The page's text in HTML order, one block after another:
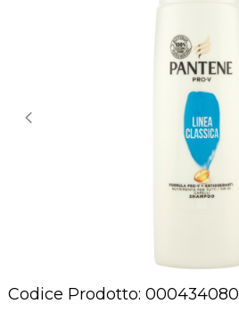
Codice Prodotto: 000434080